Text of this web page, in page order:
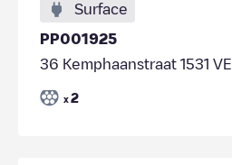
Surface
PP001925
36 Kemphaanstraat 1531 VE
x 2